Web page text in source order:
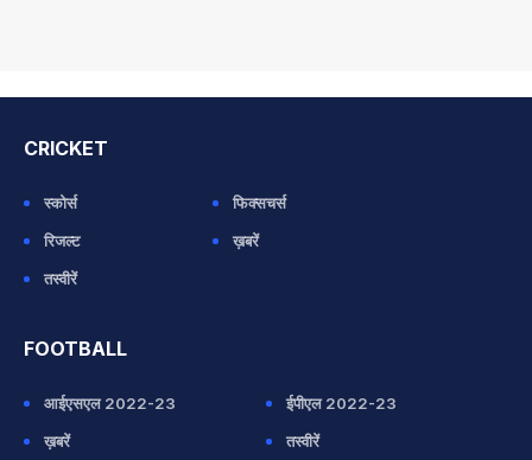
CRICKET
स्कोर्स
फिक्सचर्स
रिजल्ट
ख़बरें
तस्वीरें
FOOTBALL
आईएसएल 2022-23
ईपीएल 2022-23
ख़बरें
तस्वीरें